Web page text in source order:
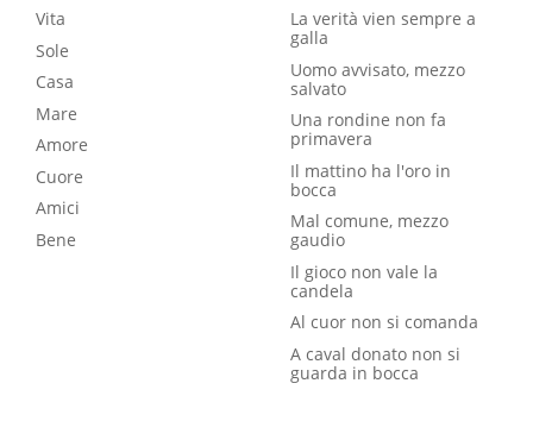
Vita
Sole
Casa
Mare
Amore
Cuore
Amici
Bene
La verità vien sempre a
galla
Uomo avvisato, mezzo
salvato
Una rondine non fa
primavera
Il mattino ha l'oro in
bocca
Mal comune, mezzo
gaudio
Il gioco non vale la
candela
Al cuor non si comanda
A caval donato non si
guarda in bocca